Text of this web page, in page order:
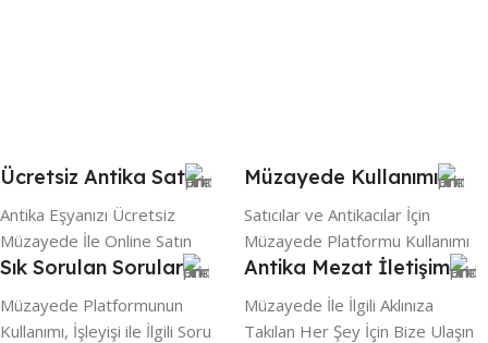
Ücretsiz Antika Sat
Antika Eşyanızı Ücretsiz
Müzayede İle Online Satın
Müzayede Kullanımı
Satıcılar ve Antikacılar İçin
Müzayede Platformu Kullanımı
Sık Sorulan Sorular
Müzayede Platformunun
Kullanımı, İşleyişi ile İlgili Soru
Antika Mezat İletişim
Müzayede İle İlgili Aklınıza
Takılan Her Şey İçin Bize Ulaşın